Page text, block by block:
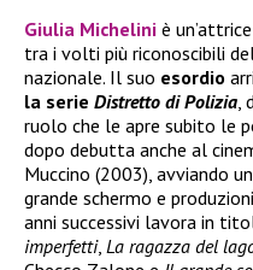
Giulia Michelini è
tra i volti più riconoscibili
nazionale. Il suo esordio
la serie Distretto di Polizia,
ruolo che le apre subito le
dopo debutta anche al
Muccino (2003), avviando
grande schermo e
anni successivi lavora in
imperfetti, La ragazza del